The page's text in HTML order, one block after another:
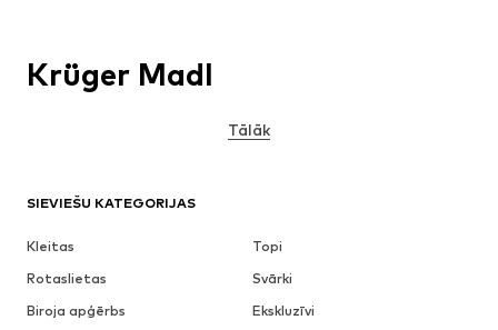
SIEVIEŠU KATEGORIJAS
Kleitas
Topi
Rotaslietas
Svārki
Biroja apģērbs
Ekskluzīvi
Krüger Madl
Tālāk